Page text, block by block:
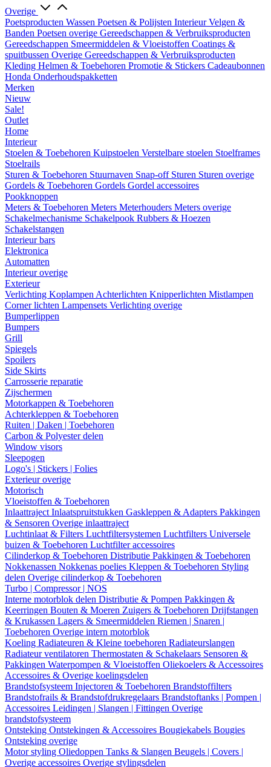
Overige
Poetsproducten Wassen Poetsen & Polijsten InterieurVelgen &
Banden Poetsen overige Gereedschappen & Verbruiksproducten
Gereedschappen Smeermiddelen & Vloeistoffen Coatings &
spuitbussen Overige Gereedschappen & Verbruiksproducten
Kleding Helmen & Toebehoren Promotie & Stickers Cadeaubonnen
Honda Onderhoudspakketten
Merken
Nieuw
Sale!
Outlet
Home
Interieur
Stoelen & Toebehoren Kuipstoelen Verstelbare stoelen Stoelframes
Stoelrails
Sturen & Toebehoren Stuurnaven Snap-off Sturen Sturen overige
Gordels & Toebehoren Gordels Gordel accessoires
Pookknoppen
Meters & Toebehoren Meters Meterhouders Meters overige
Schakelmechanisme Schakelpook Rubbers & Hoezen
Schakelstangen
Interieur bars
Elektronica
Automatten
Interieur overige
Exterieur
Verlichting Koplampen Achterlichten Knipperlichten Mistlampen
Corner lichten Lampensets Verlichting overige
Bumperlippen
Bumpers
Grill
Spiegels
Spoilers
Side Skirts
Carrosserie reparatie
Zijschermen
Motorkappen & Toebehoren
Achterkleppen & Toebehoren
Ruiten | Daken | Toebehoren
Carbon & Polyester delen
Window visors
Sleepogen
Logo's | Stickers | Folies
Exterieur overige
Motorisch
Vloeistoffen & Toebehoren
Inlaattraject Inlaatspruitstukken Gaskleppen & Adapters Pakkingen
& Sensoren Overige inlaattraject
Luchtinlaat & Filters Luchtfiltersystemen Luchtfilters Universele
buizen & Toebehoren Luchtfilter accessoires
Cilinderkop & Toebehoren Distributie Pakkingen & Toebehoren
Nokkenassen Nokkenas poelies Kleppen & Toebehoren Styling
delen Overige cilinderkop & Toebehoren
Turbo | Compressor | NOS
Interne motorblok delen Distributie & Pompen Pakkingen &
Keerringen Bouten & Moeren Zuigers & Toebehoren Drijfstangen
& Krukassen Lagers & Smeermiddelen Riemen | Snaren |
Toebehoren Overige intern motorblok
Koeling Radiateuren & Kleine toebehoren Radiateurslangen
Radiateur ventilatoren Thermostaten & Schakelaars Sensoren &
Pakkingen Waterpompen & Vloeistoffen Oliekoelers & Accessoires
Accessoires & Overige koelingsdelen
Brandstofsysteem Injectoren & Toebehoren Brandstoffilters
Brandstofrails & Brandstofdrukregelaars Brandstoftanks | Pompen |
Accessoires Leidingen | Slangen | Fittingen Overige
brandstofsysteem
Ontsteking Ontstekingen & Accessoires Bougiekabels Bougies
Ontsteking overige
Motor styling Oliedoppen Tanks & Slangen Beugels | Covers |
Overige accessoires Overige stylingsdelen